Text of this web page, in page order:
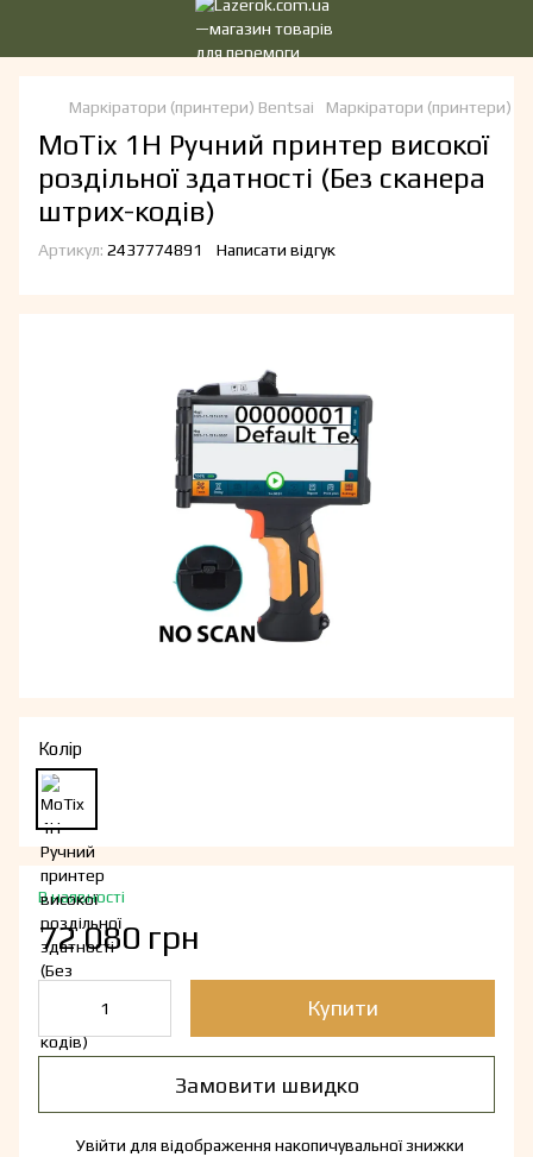
Маркіратори (принтери) Bentsai Маркіратори (принтери)
MoTix 1H Ручний принтер високої
роздільної здатності (Без сканера
штрих-кодів)
Артикул: 2437774891 Написати відгук
Колір
В наявності
72 080 грн
Купити
Замовити швидко
Увійти для відображення накопичувальної знижки